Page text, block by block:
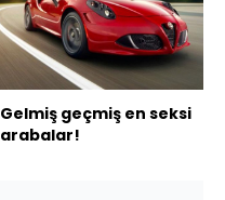
Gelmiş geçmiş en seksi
arabalar!